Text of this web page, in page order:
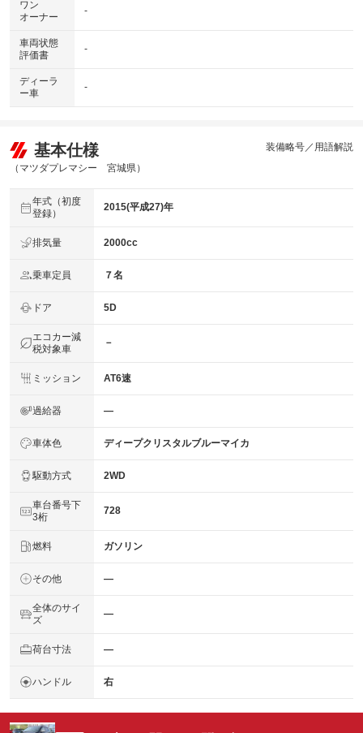
ワン
オーナー
-
車両状態
評価書
-
ディーラ
ー車
-
基本仕様
（マツダプレマシー 宮城県）
装備略号／用語解説
年式（初度
登録）
2015(平成27)年
排気量 2000cc
乗車定員 ７名
ドア 5D
エコカー減
税対象車
－
ミッション AT6速
過給器 ―
車体色 ディープクリスタルブルーマイカ
駆動方式 2WD
車台番号下
3桁
728
燃料 ガソリン
その他 ―
全体のサイ
ズ
―
荷台寸法 ―
ハンドル 右